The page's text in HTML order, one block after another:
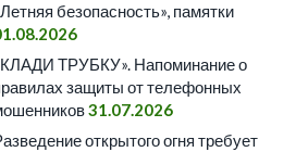
безопасность», памятки
ТРУБКУ». Напоминание о
защиты от телефонных
31.07.2026
открытого огня требует